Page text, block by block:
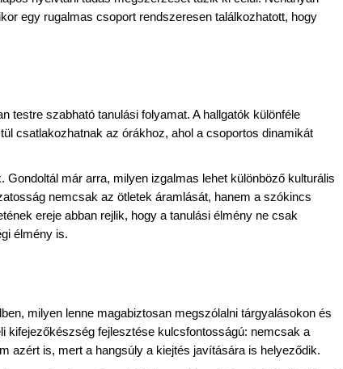
egy rugalmas csoport rendszeresen találkozhatott, hogy
testre szabható tanulási folyamat. A hallgatók különféle
csatlakozhatnak az órákhoz, ahol a csoportos dinamikát
már arra, milyen izgalmas lehet különböző kulturális
nemcsak az ötletek áramlását, hanem a szókincs
ereje abban rejlik, hogy a tanulási élmény ne csak
élmény is.
milyen lenne magabiztosan megszólalni tárgyalásokon és
kifejezőkészség fejlesztése kulcsfontosságú: nemcsak a
azért is, mert a hangsúly a kiejtés javítására is helyeződik.